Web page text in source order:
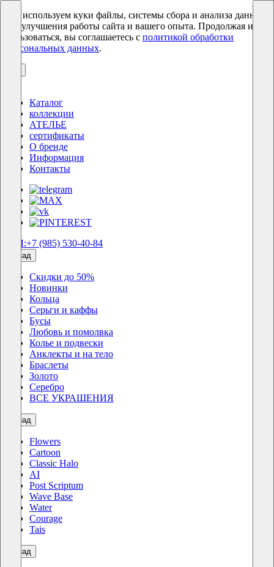
Мы используем куки файлы, системы сбора и анализа данных
для улучшения работы сайта и вашего опыта. Продолжая им
пользоваться, вы соглашаетесь с политикой обработки
персональных данных.
Каталог
коллекции
АТЕЛЬЕ
сертификаты
О бренде
Информация
Контакты
ТЕЛ:+7 (985) 530-40-84
назад
Скидки до 50%
Новинки
Кольца
Серьги и каффы
Бусы
Любовь и помолвка
Колье и подвески
Анклекты и на тело
Браслеты
Золото
Серебро
ВСЕ УКРАШЕНИЯ
назад
Flowers
Cartoon
Classic Halo
AI
Post Scriptum
Wave Base
Water
Courage
Tais
назад